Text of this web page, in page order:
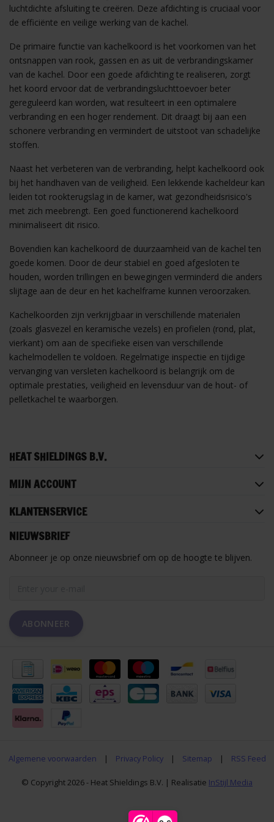
luchtdichte afsluiting te creëren. Deze afdichting is cruciaal voor
de efficiënte en veilige werking van de kachel.
De primaire functie van kachelkoord is het voorkomen van het
ontsnappen van rook, gassen en as uit de verbrandingskamer
van de kachel. Door een goede afdichting te realiseren, zorgt
het koord ervoor dat de verbrandingsluchttoevoer beter
gereguleerd kan worden, wat resulteert in een optimalere
verbranding en een hoger rendement. Dit draagt bij aan een
schonere verbranding en vermindert de uitstoot van schadelijke
stoffen.
Naast het verbeteren van de verbranding, helpt kachelkoord ook
bij het handhaven van de veiligheid. Een lekkende kacheldeur kan
leiden tot rookterugslag in de kamer, wat gezondheidsrisico's
met zich meebrengt. Een goed functionerend kachelkoord
minimaliseert dit risico.
Bovendien kan kachelkoord de duurzaamheid van de kachel ten
goede komen. Door de deur stabiel en goed afgesloten te
houden, worden trillingen en bewegingen verminderd die anders
slijtage aan de deur en het kachelframe kunnen veroorzaken.
Kachelkoorden zijn verkrijgbaar in verschillende materialen
(zoals glasvezel en keramische vezels) en profielen (rond, plat,
vierkant) om aan de specifieke eisen van verschillende
kachelmodellen te voldoen. Regelmatige inspectie en tijdige
vervanging van versleten kachelkoord is belangrijk om de
optimale prestaties, veiligheid en levensduur van de hout- of
pelletkachel te waarborgen.
HEAT SHIELDINGS B.V.
MIJN ACCOUNT
KLANTENSERVICE
NIEUWSBRIEF
Abonneer je op onze nieuwsbrief om op de hoogte te blijven.
ABONNEER
Algemene voorwaarden | Privacy Policy | Sitemap | RSS Feed
© Copyright 2026 - Heat Shieldings B.V. | Realisatie InStijl Media